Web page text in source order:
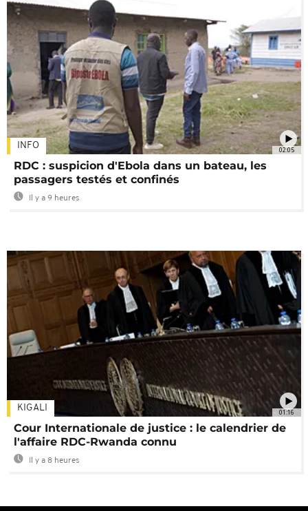
02:05
INFO
RDC : suspicion d'Ebola dans un bateau, les
passagers testés et confinés
Il y a 9 heures
01:16
KIGALI
Cour Internationale de justice : le calendrier de
l'affaire RDC-Rwanda connu
Il y a 8 heures